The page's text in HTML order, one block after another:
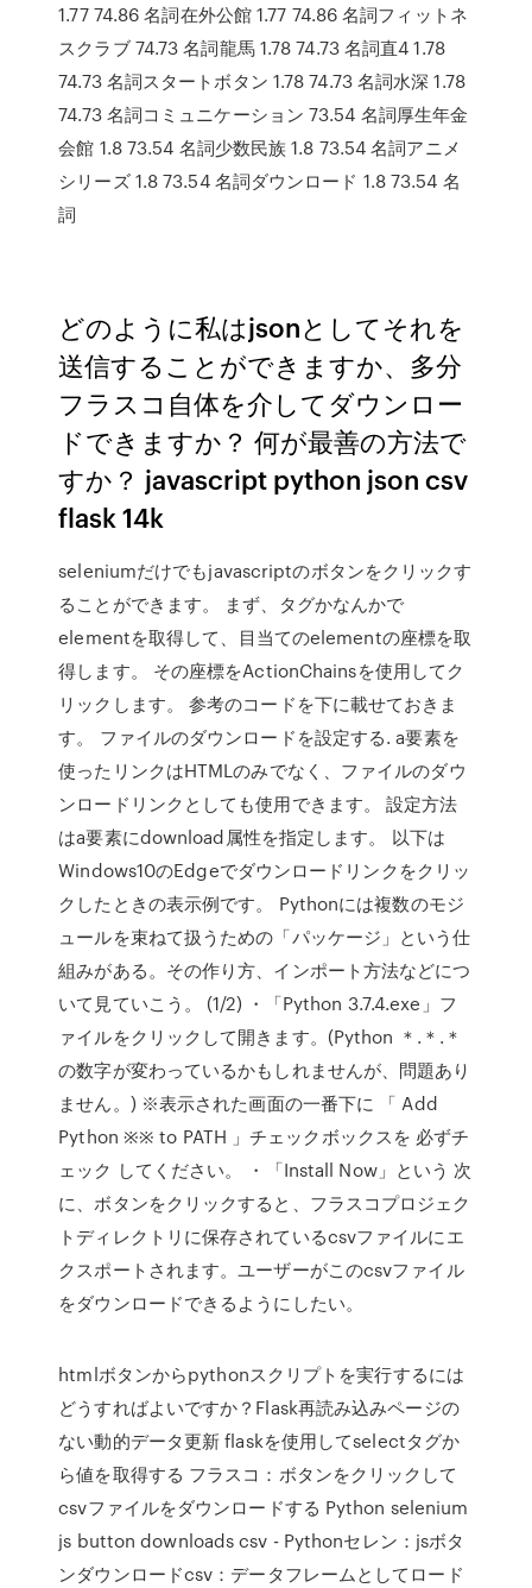
1.77 74.86 名詞在外公館 1.77 74.86 名詞フィットネ
スクラブ 74.73 名詞龍馬 1.78 74.73 名詞直4 1.78
74.73 名詞スタートボタン 1.78 74.73 名詞水深 1.78
74.73 名詞コミュニケーション 73.54 名詞厚生年金
会館 1.8 73.54 名詞少数民族 1.8 73.54 名詞アニメ
シリーズ 1.8 73.54 名詞ダウンロード 1.8 73.54 名
詞
どのように私はjsonとしてそれを
送信することができますか、多分
フラスコ自体を介してダウンロー
ドできますか？ 何が最善の方法で
すか？ javascript python json csv
flask 14k
seleniumだけでもjavascriptのボタンをクリックす
ることができます。 まず、タグかなんかで
elementを取得して、目当てのelementの座標を取
得します。 その座標をActionChainsを使用してク
リックします。 参考のコードを下に載せておきま
す。 ファイルのダウンロードを設定する. a要素を
使ったリンクはHTMLのみでなく、ファイルのダウ
ンロードリンクとしても使用できます。 設定方法
はa要素にdownload属性を指定します。 以下は
Windows10のEdgeでダウンロードリンクをクリッ
クしたときの表示例です。 Pythonには複数のモジ
ュールを束ねて扱うための「パッケージ」という仕
組みがある。その作り方、インポート方法などにつ
いて見ていこう。 (1/2) ・「Python 3.7.4.exe」フ
ァイルをクリックして開きます。(Python ＊.＊.＊
の数字が変わっているかもしれませんが、問題あり
ません。) ※表示された画面の一番下に 「 Add
Python ※※ to PATH 」チェックボックスを 必ずチ
ェック してください。 ・「Install Now」という 次
に、ボタンをクリックすると、フラスコプロジェク
トディレクトリに保存されているcsvファイルにエ
クスポートされます。ユーザーがこのcsvファイル
をダウンロードできるようにしたい。
htmlボタンからpythonスクリプトを実行するには
どうすればよいですか？Flask再読み込みページの
ない動的データ更新 flaskを使用してselectタグか
ら値を取得する フラスコ：ボタンをクリックして
csvファイルをダウンロードする Python selenium
js button downloads csv - Pythonセレン：jsボタ
ンダウンロードcsv：データフレームとしてロード